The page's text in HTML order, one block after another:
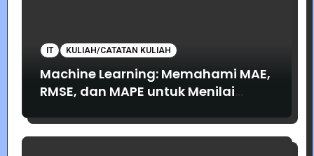
IT KULIAH/CATATAN KULIAH
Machine Learning: Memahami MAE,
RMSE, dan MAPE untuk Menilai